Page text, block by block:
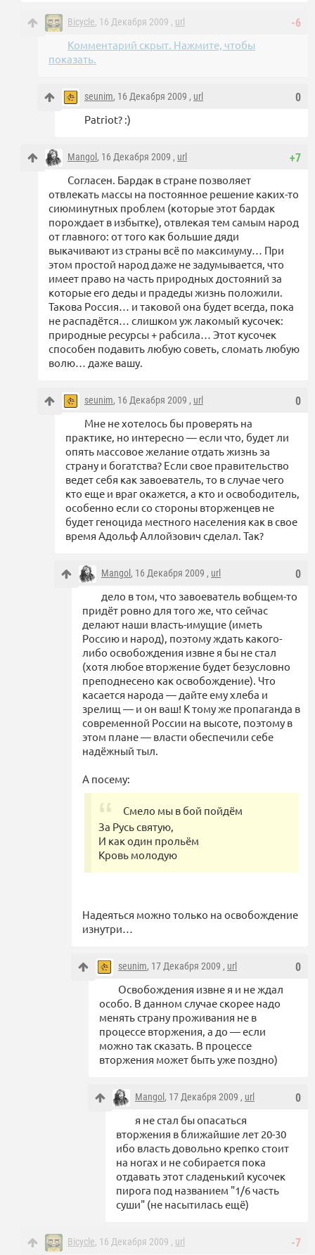
-6
Bicycle, 16 Декабря 2009 , url
Комментарий скрыт. Нажмите, чтобы
показать.
0
seunim, 16 Декабря 2009 , url
Patriot? :)
+7
Mangol , 16 Декабря 2009 , url
Согласен. Бардак в стране позволяет
отвлекать массы на постоянное решение каких-то
сиюминутных проблем (которые этот бардак
порождает в избытке), отвлекая тем самым народ
от главного: от того как большие дяди
выкачивают из страны всё по максимуму… При
этом простой народ даже не задумывается, что
имеет право на часть природных достояний за
которые его деды и прадеды жизнь положили.
Такова Россия… и таковой она будет всегда, пока
не распадётся… слишком уж лакомый кусочек:
природные ресурсы + рабсила… Этот кусочек
способен подавить любую советь, сломать любую
волю… даже вашу.
0
seunim, 16 Декабря 2009 , url
Мне не хотелось бы проверять на
практике, но интересно — если что, будет ли
опять массовое желание отдать жизнь за
страну и богатства? Если свое правительство
ведет себя как завоеватель, то в случае чего
кто еще и враг окажется, а кто и освободитель,
особенно если со стороны вторженцев не
будет геноцида местного населения как в свое
время Адольф Аллойзович сделал. Так?
0
Mangol , 16 Декабря 2009 , url
дело в том, что завоеватель вобщем-то
придёт ровно для того же, что сейчас
делают наши власть-имущие (иметь
Россию и народ), поэтому ждать какого-
либо освобождения извне я бы не стал
(хотя любое вторжение будет безусловно
преподнесено как освобождение). Что
касается народа — дайте ему хлеба и
зрелищ — и он ваш! К тому же пропаганда в
современной России на высоте, поэтому в
этом плане — власти обеспечили себе
надёжный тыл.
А посему:
Смело мы в бой пойдём
За Русь святую,
И как один прольём
Кровь молодую
Надеяться можно только на освобождение
изнутри…
0
seunim, 17 Декабря 2009 , url
Освобождения извне я и не ждал
особо. В данном случае скорее надо
менять страну проживания не в
процессе вторжения, а до — если
можно так сказать. В процессе
вторжения может быть уже поздно)
0
Mangol , 17 Декабря 2009 , url
я не стал бы опасаться
вторжения в ближайшие лет 20-30
ибо власть довольно крепко стоит
на ногах и не собирается пока
отдавать этот сладенький кусочек
пирога под названием "1/6 часть
суши" (не насытилась ещё)
-7
Bicycle, 16 Декабря 2009 , url